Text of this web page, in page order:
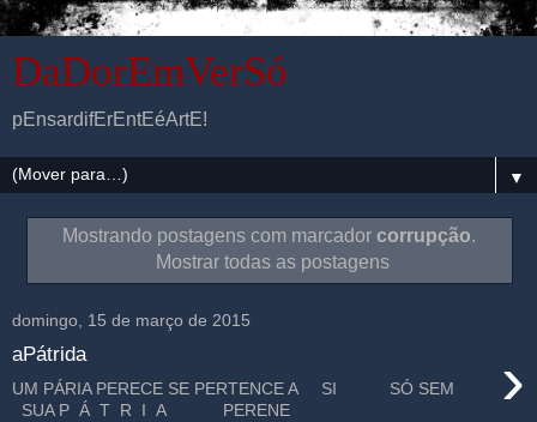
DaDorEmVerSó
pEnsardifErEntEéArtE!
▼
Mostrando postagens com marcador corrupção.
Mostrar todas as postagens
domingo, 15 de março de 2015
aPátrida ›
UM PÁRIA PERECE SE PERTENCE A SI SÓ SEM
SUA P Á T R I A PERENE